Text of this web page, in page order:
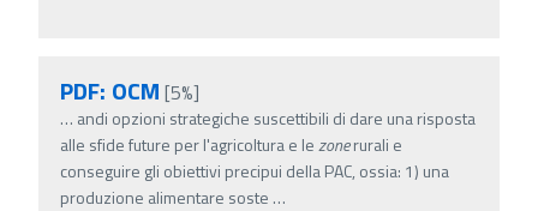
PDF: OCM [5%]
… andi opzioni strategiche suscettibili di dare una risposta
alle sfide future per l'agricoltura e lezonerurali e
conseguire gli obiettivi precipui della PAC, ossia: 1) una
produzione alimentare soste …